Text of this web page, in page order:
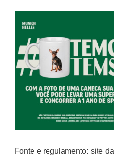
Fonte e regulamento: site da